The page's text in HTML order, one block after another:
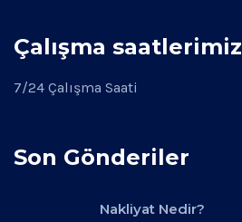
Çalışma saatlerimiz
7/24 Çalışma Saati
Son Gönderiler
Nakliyat Nedir?